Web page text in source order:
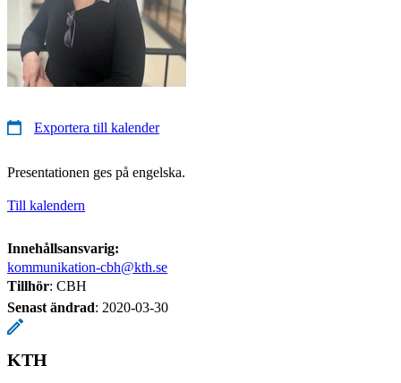
Exportera till kalender
Presentationen ges på engelska.
Till kalendern
Innehållsansvarig:
kommunikation-cbh@kth.se
Tillhör: CBH
Senast ändrad: 2020-03-30
KTH